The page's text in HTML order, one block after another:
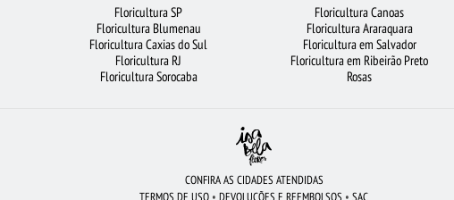
CESTA DE CHOCOLATE BUQUÊ DE ROSAS VERMELHAS URSO DE PELÚCIA
COROA DE FLORES CESTA DE CAFÉ DA MANHÃ
Floricultura SP
Floricultura Blumenau
Floricultura Caxias do Sul
Floricultura RJ
Floricultura Sorocaba
Floricultura Canoas
Floricultura Araraquara
Floricultura em Salvador
Floricultura em Ribeirão Preto
Rosas
CONFIRA AS CIDADES ATENDIDAS
TERMOS DE USO • DEVOLUÇÕES E REEMBOLSOS • SAC